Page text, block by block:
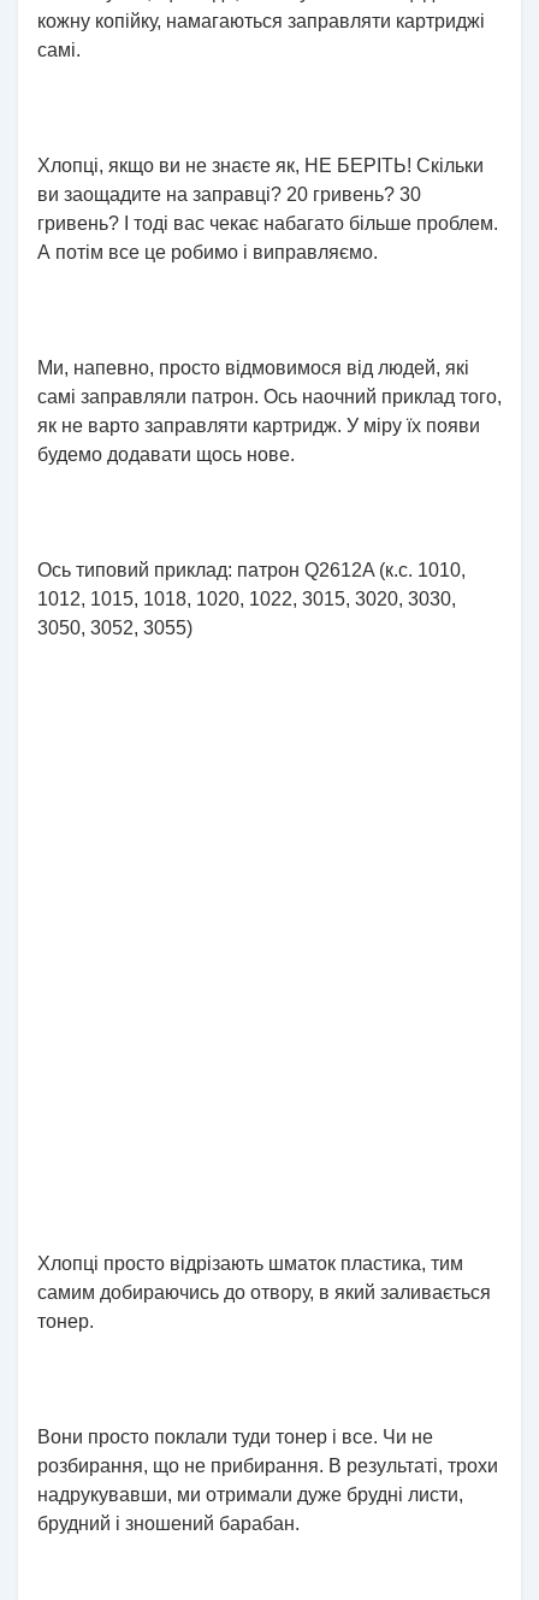
кожну копійку, намагаються заправляти картриджі
самі.
Хлопці, якщо ви не знаєте як, НЕ БЕРІТЬ! Скільки
ви заощадите на заправці? 20 гривень? 30
гривень? І тоді вас чекає набагато більше проблем.
А потім все це робимо і виправляємо.
Ми, напевно, просто відмовимося від людей, які
самі заправляли патрон. Ось наочний приклад того,
як не варто заправляти картридж. У міру їх появи
будемо додавати щось нове.
Ось типовий приклад: патрон Q2612A (к.с. 1010,
1012, 1015, 1018, 1020, 1022, 3015, 3020, 3030,
3050, 3052, 3055)
Хлопці просто відрізають шматок пластика, тим
самим добираючись до отвору, в який заливається
тонер.
Вони просто поклали туди тонер і все. Чи не
розбирання, що не прибирання. В результаті, трохи
надрукувавши, ми отримали дуже брудні листи,
брудний і зношений барабан.